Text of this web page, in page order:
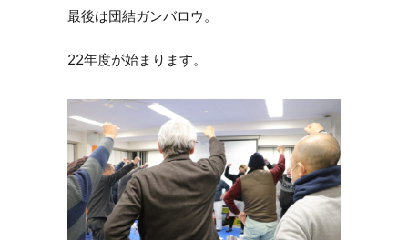
最後は団結ガンバロウ。
22年度が始まります。